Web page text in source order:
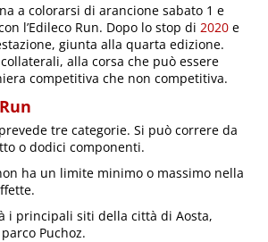
a colorarsi di arancione sabato 1 e
l’Edileco Run. Dopo lo stop di 2020 e
giunta alla quarta edizione.
alla corsa che può essere
competitiva che non competitiva.
tre categorie. Si può correre da
o dodici componenti.
ha un limite minimo o massimo nella
i principali siti della città di Aosta,
Puchoz.